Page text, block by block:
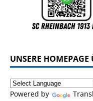
UNSERE HOMEPAGE
Powered by